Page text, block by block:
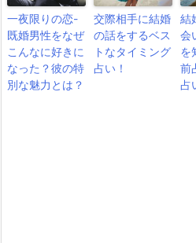
一夜限りの恋-
既婚男性をなぜ
こんなに好きに
なった？彼の特
別な魅力とは？
交際相手に結婚
の話をするベス
トなタイミング
占い！
結
会
を
前
占